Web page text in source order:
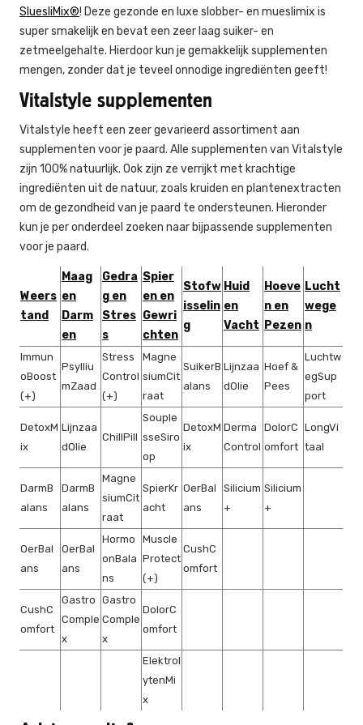
SluesliMix®! Deze gezonde en luxe slobber- en mueslimix is
super smakelijk en bevat een zeer laag suiker- en
zetmeelgehalte. Hierdoor kun je gemakkelijk supplementen
mengen, zonder dat je teveel onnodige ingrediënten geeft!
Vitalstyle supplementen
Vitalstyle heeft een zeer gevarieerd assortiment aan
supplementen voor je paard. Alle supplementen van Vitalstyle
zijn 100% natuurlijk. Ook zijn ze verrijkt met krachtige
ingrediënten uit de natuur, zoals kruiden en plantenextracten
om de gezondheid van je paard te ondersteunen. Hieronder
kun je per onderdeel zoeken naar bijpassende supplementen
voor je paard.
Weers
tand
Maag
en
Darm
en
Gedra
g en
Stres
s
Spier
en en
Gewri
chten
Stofw
isselin
g
Huid
en
Vacht
Hoeve
n en
Pezen
Lucht
wege
n
Immun
oBoost
(+)
Psylliu
mZaad
Stress
Control
(+)
Magne
siumCit
raat
SuikerB
alans
Lijnzaa
dOlie
Hoef &
Pees
Luchtw
egSup
port
DetoxM
ix
Lijnzaa
dOlie
ChillPill
Souple
sseSiro
op
DetoxM
ix
Derma
Control
DolorC
omfort
LongVi
taal
DarmB
alans
DarmB
alans
Magne
siumCit
raat
SpierKr
acht
OerBal
ans
Silicium
+
Silicium
+
OerBal
ans
OerBal
ans
Hormo
onBala
ns
Muscle
Protect
(+)
CushC
omfort
CushC
omfort
Gastro
Comple
x
Gastro
Comple
x
DolorC
omfort
Elektrol
ytenMi
x